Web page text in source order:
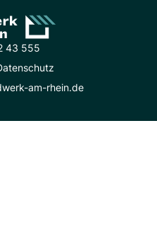
43 555
am-rhein.de